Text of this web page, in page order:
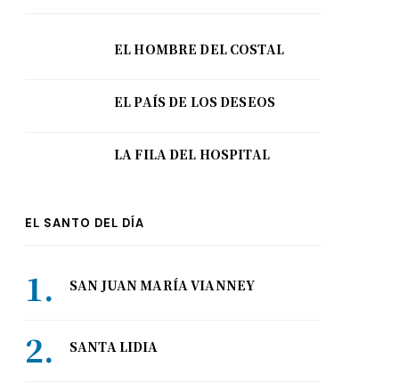
EL HOMBRE DEL COSTAL
EL PAÍS DE LOS DESEOS
LA FILA DEL HOSPITAL
EL SANTO DEL DÍA
SAN JUAN MARÍA VIANNEY
SANTA LIDIA